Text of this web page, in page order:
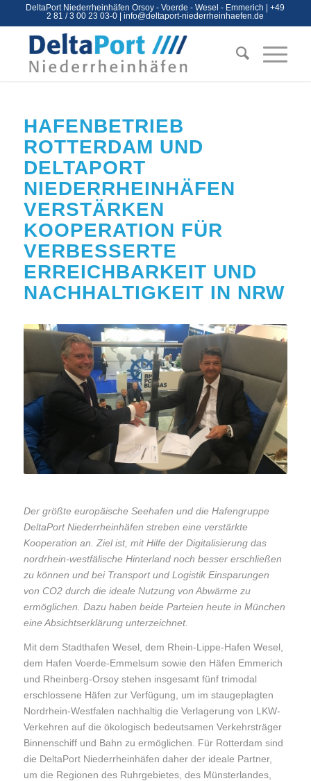
DeltaPort Niederrheinhäfen Orsoy - Voerde - Wesel - Emmerich | +49
2 81 / 3 00 23 03-0 |info@deltaport-niederrheinhaefen.de
HAFENBETRIEB
ROTTERDAM UND
DELTAPORT
NIEDERRHEINHÄFEN
VERSTÄRKEN
KOOPERATION FÜR
VERBESSERTE
ERREICHBARKEIT UND
NACHHALTIGKEIT IN NRW
Der größte europäische Seehafen und die Hafengruppe
DeltaPort Niederrheinhäfen streben eine verstärkte
Kooperation an. Ziel ist, mit Hilfe der Digitalisierung das
nordrhein-westfälische Hinterland noch besser erschließen
zu können und bei Transport und Logistik Einsparungen
von CO2 durch die ideale Nutzung von Abwärme zu
ermöglichen. Dazu haben beide Parteien heute in München
eine Absichtserklärung unterzeichnet.
Mit dem Stadthafen Wesel, dem Rhein-Lippe-Hafen Wesel,
dem Hafen Voerde-Emmelsum sowie den Häfen Emmerich
und Rheinberg-Orsoy stehen insgesamt fünf trimodal
erschlossene Häfen zur Verfügung, um im staugeplagten
Nordrhein-Westfalen nachhaltig die Verlagerung von LKW-
Verkehren auf die ökologisch bedeutsamen Verkehrsträger
Binnenschiff und Bahn zu ermöglichen. Für Rotterdam sind
die DeltaPort Niederrheinhäfen daher der ideale Partner,
um die Regionen des Ruhrgebietes, des Münsterlandes,